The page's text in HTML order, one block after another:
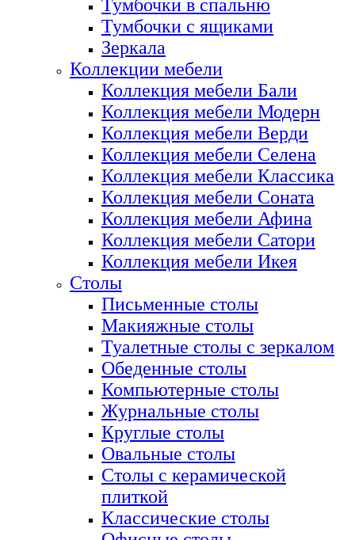
Тумбочки в спальню
Тумбочки с ящиками
Зеркала
Коллекции мебели
Коллекция мебели Бали
Коллекция мебели Модерн
Коллекция мебели Верди
Коллекция мебели Селена
Коллекция мебели Классика
Коллекция мебели Соната
Коллекция мебели Афина
Коллекция мебели Сатори
Коллекция мебели Икея
Столы
Письменные столы
Макияжные столы
Туалетные столы с зеркалом
Обеденные столы
Компьютерные столы
Журнальные столы
Круглые столы
Овальные столы
Столы с керамической
плиткой
Классические столы